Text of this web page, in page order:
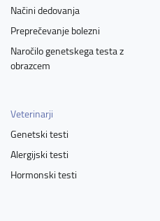
Načini dedovanja
Preprečevanje bolezni
Naročilo genetskega testa z
obrazcem
Veterinarji
Genetski testi
Alergijski testi
Hormonski testi